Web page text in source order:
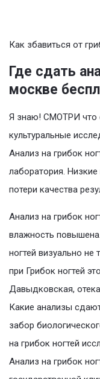
Как збавиться от
Где сдать
москве
Я знаю! СМОТРИ что
культуральные
Анализ на грибок
лаборатория.
потери качества
Анализ на грибок
влажность
ногтей визуально не
при Грибок ногтей
Давыдковская,
Какие анализы
забор
на грибок ногтей
Анализ на грибок